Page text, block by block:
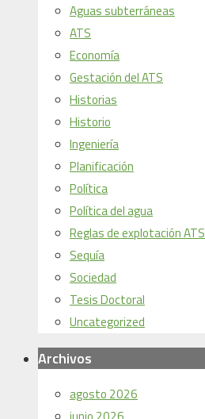
Aguas subterráneas
ATS
Economía
Gestación del ATS
Historias
Historio
Ingeniería
Planificación
Política
Política del agua
Reglas de explotación ATS
Sequía
Sociedad
Tesis Doctoral
Uncategorized
Archivos
agosto 2026